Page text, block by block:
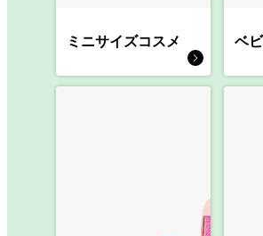
ミニサイズコスメ ベ